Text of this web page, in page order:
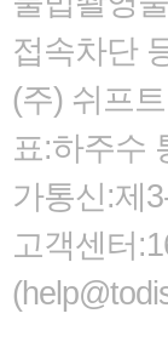
접속차단
(주) 쉬프
표:하주수
가통신:제
고객센터